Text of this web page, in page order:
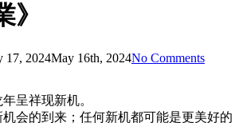
》
17, 2024May 16th, 2024No Comments
呈祥现新机。
会的到来；任何新机都可能是更美好的